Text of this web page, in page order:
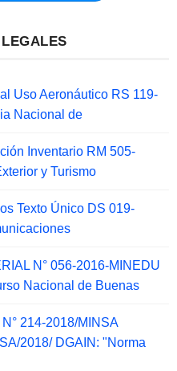
Uso Aeronáutico RS 119-
Nacional de
Inventario RM 505-
y Turismo
Texto Único DS 019-
N° 056-2016-MINEDU
Nacional de Buenas
214-2018/MINSA
2018/ DGAIN: "Norma